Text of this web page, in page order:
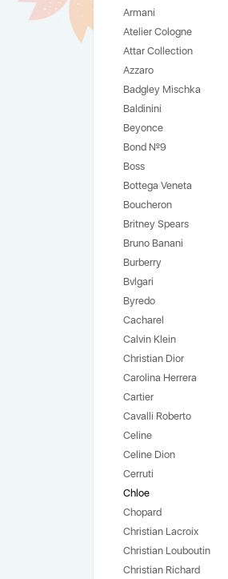
Armani
Atelier Cologne
Attar Collection
Azzaro
Badgley Mischka
Baldinini
Beyonce
Bond №9
Boss
Bottega Veneta
Boucheron
Britney Spears
Bruno Banani
Burberry
Bvlgari
Byredo
Cacharel
Calvin Klein
Christian Dior
Carolina Herrera
Cartier
Cavalli Roberto
Celine
Celine Dion
Cerruti
Chloe
Chopard
Christian Lacroix
Christian Louboutin
Christian Richard